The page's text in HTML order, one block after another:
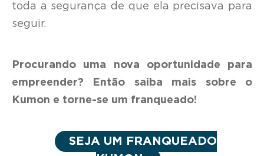
toda a segurança de que ela precisava para
seguir.
Procurando uma nova oportunidade para
empreender? Então saiba mais sobre o
Kumon e torne-se um franqueado!
SEJA UM FRANQUEADO